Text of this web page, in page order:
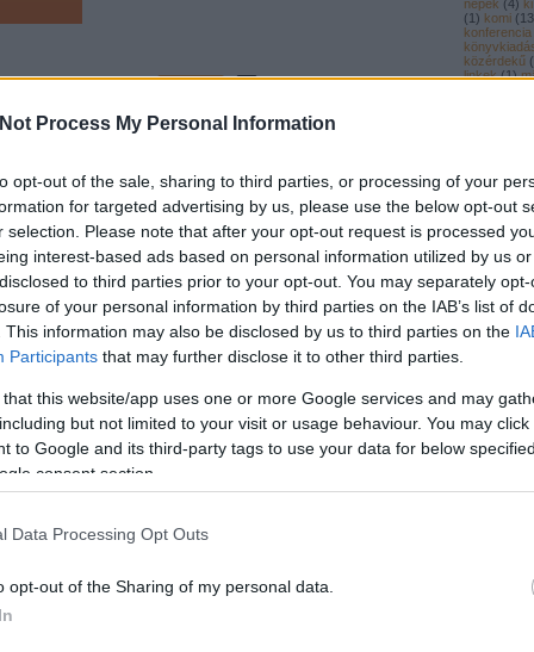
Process My Personal Information
opt-out of the sale, sharing to third parties, or processing of your
for targeted advertising by us, please use the below opt-out
selection. Please note that after your opt-out request is processed
interest-based ads based on personal information utilized by us
to third parties prior to your opt-out. You may separately
of your personal information by third parties on the IAB’s list of
This information may also be disclosed by us to third parties on the
Participants that may further disclose it to other third parties.
that this website/app uses one or more Google services and may
but not limited to your visit or usage behaviour. You may
to Google and its third-party tags to use your data for below
consent section.
Data Processing Opt Outs
opt-out of the Sharing of my personal data.
népek (4)
(1) komi (13
konferencia
közérdekű (
linkek (1)
(1) pályázat
pogány (1 )
sport (6 )
( 1) szetu (1
1 szölkup
támogatás (
újság (3
Innen
nemzetközi mordvin lapp mäenkieli
e nemzetközi nőszövetség?
Komiföldön azt tervezik, hogy nemzetközi
nőszövetséget hoznak létre a finnugor népek
számára A szervezet létrehozásáról szóló
javaslatot október 17-én fogadták el a komiföldi
vidéki nők III. találkozóján. A találkozón a
Tetszik